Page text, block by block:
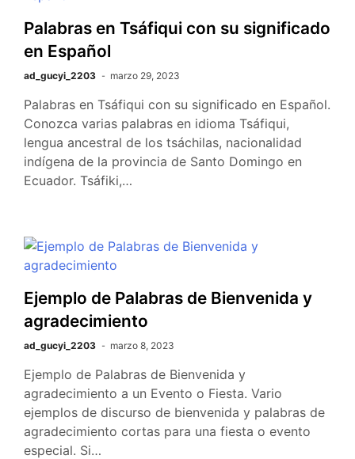
Palabras en Tsáfiqui con su significado
en Español
ad_gucyi_2203 marzo 29, 2023
Palabras en Tsáfiqui con su significado en Español.
Conozca varias palabras en idioma Tsáfiqui,
lengua ancestral de los tsáchilas, nacionalidad
indígena de la provincia de Santo Domingo en
Ecuador. Tsáfiki,…
Ejemplo de Palabras de Bienvenida y
agradecimiento
ad_gucyi_2203 marzo 8, 2023
Ejemplo de Palabras de Bienvenida y
agradecimiento a un Evento o Fiesta. Vario
ejemplos de discurso de bienvenida y palabras de
agradecimiento cortas para una fiesta o evento
especial. Si…